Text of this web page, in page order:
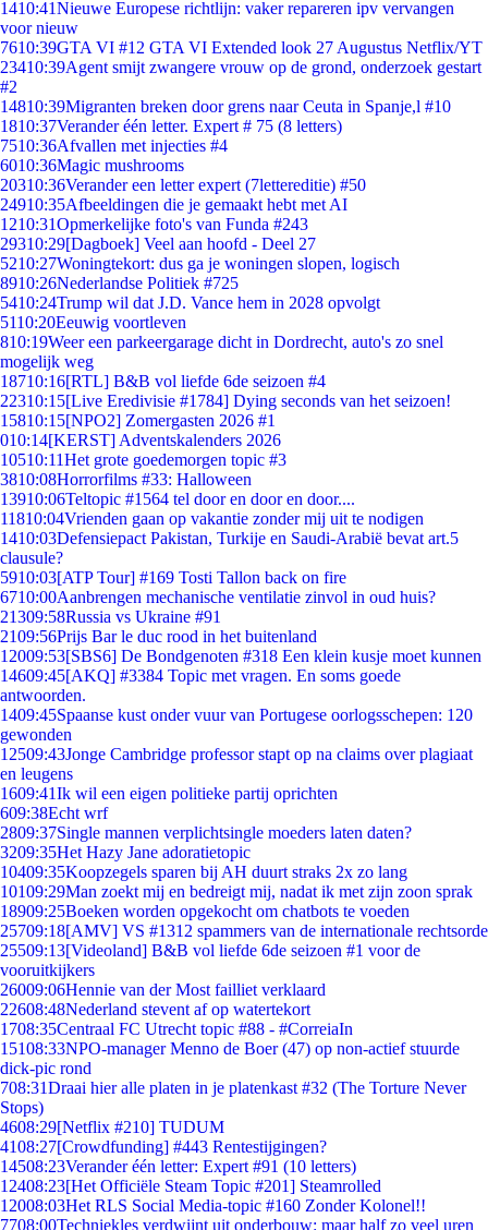
1410:41Nieuwe Europese richtlijn: vaker repareren ipv vervangen
voor nieuw
7610:39GTA VI #12 GTA VI Extended look 27 Augustus Netflix/YT
23410:39Agent smijt zwangere vrouw op de grond, onderzoek gestart
#2
14810:39Migranten breken door grens naar Ceuta in Spanje,l #10
1810:37Verander één letter. Expert # 75 (8 letters)
7510:36Afvallen met injecties #4
6010:36Magic mushrooms
20310:36Verander een letter expert (7lettereditie) #50
24910:35Afbeeldingen die je gemaakt hebt met AI
1210:31Opmerkelijke foto's van Funda #243
29310:29[Dagboek] Veel aan hoofd - Deel 27
5210:27Woningtekort: dus ga je woningen slopen, logisch
8910:26Nederlandse Politiek #725
5410:24Trump wil dat J.D. Vance hem in 2028 opvolgt
5110:20Eeuwig voortleven
810:19Weer een parkeergarage dicht in Dordrecht, auto's zo snel
mogelijk weg
18710:16[RTL] B&B vol liefde 6de seizoen #4
22310:15[Live Eredivisie #1784] Dying seconds van het seizoen!
15810:15[NPO2] Zomergasten 2026 #1
010:14[KERST] Adventskalenders 2026
10510:11Het grote goedemorgen topic #3
3810:08Horrorfilms #33: Halloween
13910:06Teltopic #1564 tel door en door en door....
11810:04Vrienden gaan op vakantie zonder mij uit te nodigen
1410:03Defensiepact Pakistan, Turkije en Saudi-Arabië bevat art.5
clausule?
5910:03[ATP Tour] #169 Tosti Tallon back on fire
6710:00Aanbrengen mechanische ventilatie zinvol in oud huis?
21309:58Russia vs Ukraine #91
2109:56Prijs Bar le duc rood in het buitenland
12009:53[SBS6] De Bondgenoten #318 Een klein kusje moet kunnen
14609:45[AKQ] #3384 Topic met vragen. En soms goede
antwoorden.
1409:45Spaanse kust onder vuur van Portugese oorlogsschepen: 120
gewonden
12509:43Jonge Cambridge professor stapt op na claims over plagiaat
en leugens
1609:41Ik wil een eigen politieke partij oprichten
609:38Echt wrf
2809:37Single mannen verplichtsingle moeders laten daten?
3209:35Het Hazy Jane adoratietopic
10409:35Koopzegels sparen bij AH duurt straks 2x zo lang
10109:29Man zoekt mij en bedreigt mij, nadat ik met zijn zoon sprak
18909:25Boeken worden opgekocht om chatbots te voeden
25709:18[AMV] VS #1312 spammers van de internationale rechtsorde
25509:13[Videoland] B&B vol liefde 6de seizoen #1 voor de
vooruitkijkers
26009:06Hennie van der Most failliet verklaard
22608:48Nederland stevent af op watertekort
1708:35Centraal FC Utrecht topic #88 - #CorreiaIn
15108:33NPO-manager Menno de Boer (47) op non-actief stuurde
dick-pic rond
708:31Draai hier alle platen in je platenkast #32 (The Torture Never
Stops)
4608:29[Netflix #210] TUDUM
4108:27[Crowdfunding] #443 Rentestijgingen?
14508:23Verander één letter: Expert #91 (10 letters)
12408:23[Het Officiële Steam Topic #201] Steamrolled
12008:03Het RLS Social Media-topic #160 Zonder Kolonel!!
7708:00Techniekles verdwijnt uit onderbouw: maar half zo veel uren